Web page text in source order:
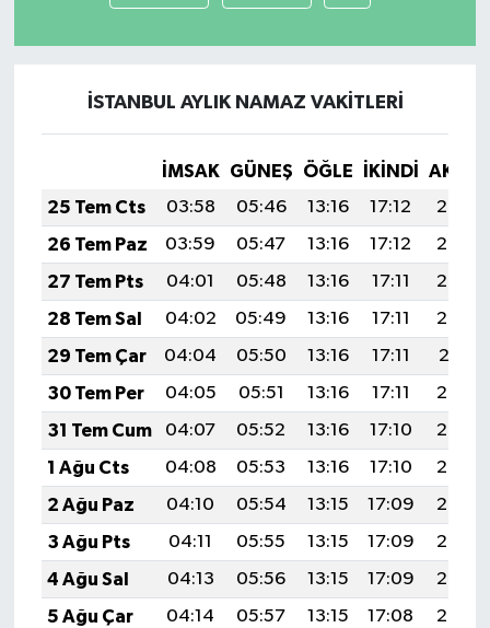
İSTANBUL AYLIK NAMAZ VAKITLERI
İMSAK GÜNEŞ ÖĞLE İKINDI
25 Tem Cts
03:58 05:46 13:16 17:12
20:35
26 Tem Paz
03:59 05:47 13:16 17:12
20:34
27 Tem Pts
04:01 05:48 13:16 17:11
20:33
28 Tem Sal
04:02 05:49 13:16 17:11
20:32
29 Tem Çar
04:04 05:50 13:16 17:11
20:31
30 Tem Per
04:05 05:51 13:16 17:11
20:30
31 Tem Cum
04:07 05:52 13:16 17:10
20:29
1 Ağu Cts
04:08 05:53 13:16 17:10
20:28
2 Ağu Paz
04:10 05:54 13:15 17:09
20:27
3 Ağu Pts
04:11 05:55 13:15 17:09
20:26
4 Ağu Sal
04:13 05:56 13:15 17:09
20:25
5 Ağu Çar
04:14 05:57 13:15 17:08
20:24